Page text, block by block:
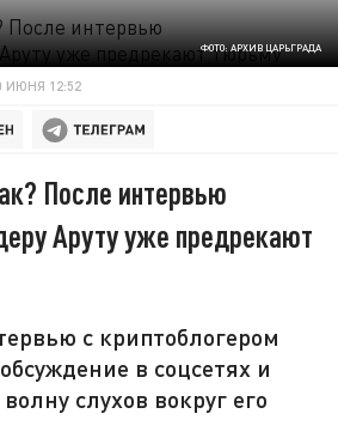
ФОТО: АРХИВ ЦАРЬГРАДА
ИЮНЯ 12:52
После интервью
Аруту уже предрекают
с криптоблогером
в соцсетях и
слухов вокруг его